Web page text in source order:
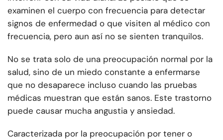
examinen el cuerpo con frecuencia para detectar
signos de enfermedad o que visiten al médico con
frecuencia, pero aun así no se sienten tranquilos.
No se trata solo de una preocupación normal por la
salud, sino de un miedo constante a enfermarse
que no desaparece incluso cuando las pruebas
médicas muestran que están sanos. Este trastorno
puede causar mucha angustia y ansiedad.
Caracterizada por la preocupación por tener o